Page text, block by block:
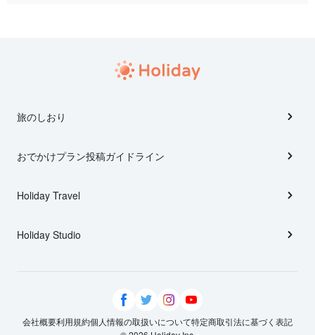
旅のしおり
おでかけプラン投稿ガイドライン
Holiday Travel
Holiday Studio
会社概要利用規約個人情報の取扱いについて特定商取引法に基づく表記